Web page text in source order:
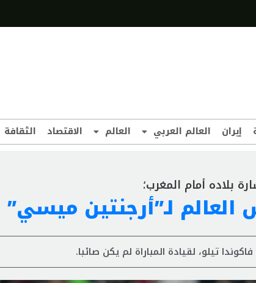
إيران العالم العربي العالم الاقتصاد الثقافة
بلاده أمام المغرب؛
العالم لـ”أرجنتين ميسي”
تيلو، لقيادة المباراة لم يكن صائبا.